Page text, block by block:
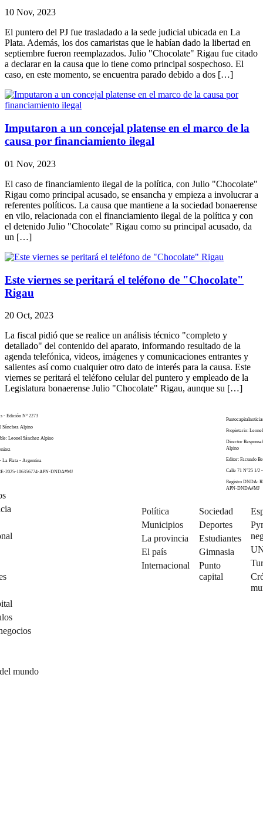
10 Nov, 2023
El puntero del PJ fue trasladado a la sede judicial ubicada en La
Plata. Además, los dos camaristas que le habían dado la libertad en
septiembre fueron reemplazados. Julio "Chocolate" Rigau fue citado
a declarar en la causa que lo tiene como principal sospechoso. El
caso, en este momento, se encuentra parado debido a dos […]
Imputaron a un concejal platense en el marco de la
causa por financiamiento ilegal
01 Nov, 2023
El caso de financiamiento ilegal de la política, con Julio "Chocolate"
Rigau como principal acusado, se ensancha y empieza a involucrar a
referentes políticos. La causa que mantiene a la sociedad bonaerense
en vilo, relacionada con el financiamiento ilegal de la política y con
el detenido Julio "Chocolate" Rigau como su principal acusado, da
un […]
Este viernes se peritará el teléfono de "Chocolate"
Rigau
20 Oct, 2023
La fiscal pidió que se realice un análisis técnico "completo y
detallado" del contenido del aparato, informando resultado de la
agenda telefónica, videos, imágenes y comunicaciones entrantes y
salientes así como cualquier otro dato de interés para la causa. Este
viernes se peritará el teléfono celular del puntero y empleado de la
Legislatura bonaerense Julio "Chocolate" Rigau, aunque su […]
- Edición N° 2273
Sánchez Alpino
Leonel Sánchez Alpino
La Plata - Argentina
2025-106356774-APN-DNDA#MJ
mundo
Propietario:
Director
Alpino
Editor: Facundo
Calle 71 N°25 1/2
Registro DNDA:
APN-DNDA#MJ
Política
Municipios
La provincia
El país
Internacional
Sociedad
Deportes
Estudiantes
Gimnasia
Punto
capital